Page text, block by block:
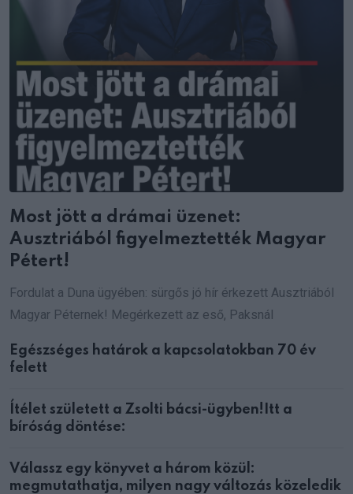
Most jött a drámai üzenet:
Ausztriából figyelmeztették Magyar
Pétert!
Fordulat a Duna ügyében: sürgős jó hír érkezett Ausztriából
Magyar Péternek! Megérkezett az eső, Paksnál
Egészséges határok a kapcsolatokban 70 év
felett
Ítélet született a Zsolti bácsi-ügyben!Itt a
bíróság döntése:
Válassz egy könyvet a három közül:
megmutathatja, milyen nagy változás közeledik